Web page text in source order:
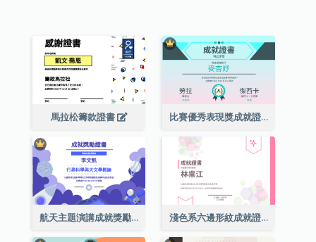
馬拉松籌款證書 比賽優秀表現獎成就證書
航天主題演講成就獎勵證書 淺色系六邊形紋成就證書